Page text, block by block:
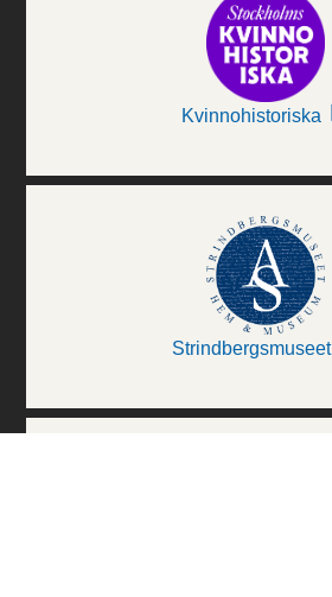
Kvinnohistoriska
Strindbergsmuseet